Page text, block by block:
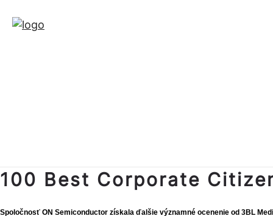
100 Best Corporate
Spoločnosť ON Semiconductor získala ďalšie významné ocenenie od 3BL